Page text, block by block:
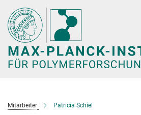
Hauptinhalt
Mitarbeiter Patricia Schiel